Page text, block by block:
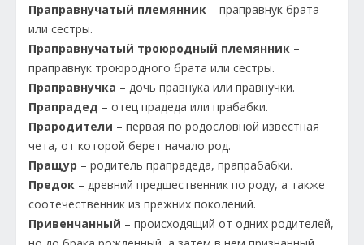
Праправнучатый племянник – праправнук брата
или сестры.
Праправнучатый троюродный племянник –
праправнук троюродного брата или сестры.
Праправнучка – дочь правнука или правнучки.
Прапрадед – отец прадеда или прабабки.
Прародители – первая по родословной известная
чета, от которой берет начало род.
Пращур – родитель прапрадеда, прапрабабки.
Предок – древний предшественник по роду, а также
соотечественник из прежних поколений.
Привенчанный – происходящий от одних родителей,